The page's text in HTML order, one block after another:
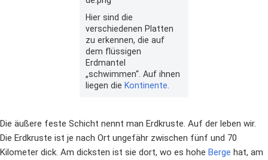
Hier sind die
verschiedenen Platten
zu erkennen, die auf
dem flüssigen
Erdmantel
„schwimmen“. Auf ihnen
liegen die Kontinente
Die äußere feste Schicht nennt man Erdkruste. Auf der leben wir.
Die Erdkruste ist je nach Ort ungefähr zwischen fünf und 70
Kilometer dick. Am dicksten ist sie dort, wo es hohe Berge hat, am